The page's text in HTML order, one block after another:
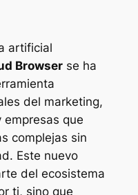
artificial
Browserse ha
del marketing,
que
complejas sin
Este nuevo
del ecosistema
ti, sino que